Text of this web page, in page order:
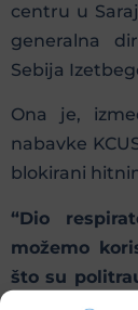
centru u
generalna
Sebija
Ona je,
nabavke
blokirani
“Dio
možemo
što su